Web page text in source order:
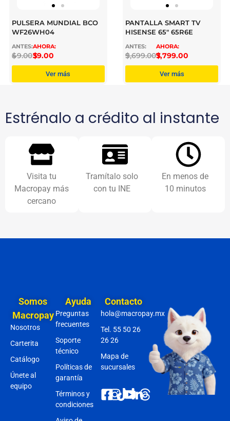
PULSERA MUNDIAL BCO
WF26WH04
$
49.00$
39.00
Ver más
PANTALLA SMART TV
HISENSE 65″ 65R6E
$
9,699.00$
7,799.00
Ver más
Estrénalo a crédito al instante
Visita tu
Macropay más
cercano
Tramítalo solo
con tu INE
En menos de
10 minutos
Somos
Macropay
Nosotros
Carterita
Catálogo
Únete al
equipo
Ayuda
Preguntas
frecuentes
Soporte
técnico
Políticas de
garantía
Términos y
condiciones
Contacto
hola@macropay.mx
Tel. 55 50 26
26 26
Mapa de
sucursales